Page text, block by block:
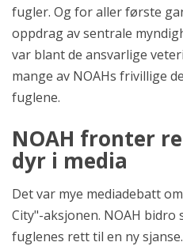
fugler. Og for aller første
oppdrag av sentrale
var blant de ansvarlige
mange av NOAHs frivillige
fuglene.
NOAH fronter
dyr i media
Det var mye mediadebatt
City"-aksjonen. NOAH
fuglenes rett til en ny